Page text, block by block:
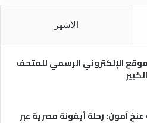
و
الأشهر
الإلكتروني الرسمي للمتحف
آمون: رحلة أيقونة مصرية عبر